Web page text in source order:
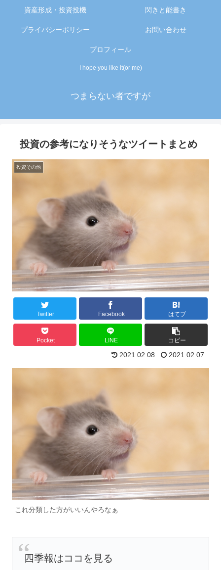
I hope you like it(or me)
つまらない者ですが
資産形成・投資投機 閃きと能書き
プライバシーポリシー お問い合わせ
プロフィール
投資の参考になりそうなツイートまとめ
投資その他
Twitter Facebook はてブ
Pocket LINE コピー
2021.02.08 2021.02.07
これ分類した方がいいんやろなぁ
四季報はココを見る